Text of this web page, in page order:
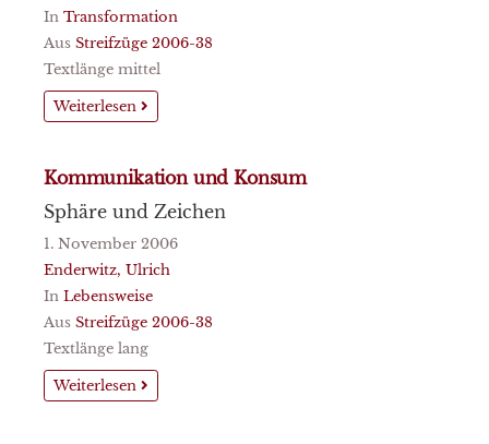
In Transformation
Aus Streifzüge 2006-38
Textlänge mittel
Weiterlesen
Kommunikation und Konsum
Sphäre und Zeichen
1. November 2006
Enderwitz, Ulrich
In Lebensweise
Aus Streifzüge 2006-38
Textlänge lang
Weiterlesen